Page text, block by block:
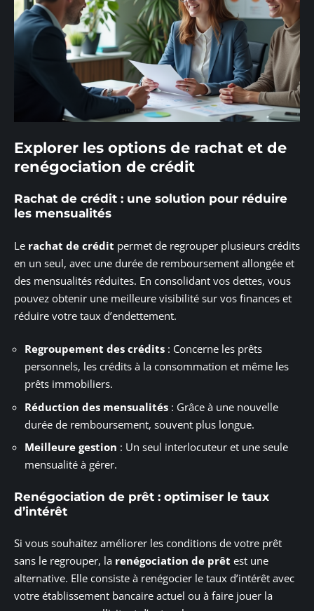
Explorer les options de rachat et de
renégociation de crédit
Rachat de crédit : une solution pour réduire
les mensualités
Le rachat de crédit permet de regrouper plusieurs crédits
en un seul, avec une durée de remboursement allongée et
des mensualités réduites. En consolidant vos dettes, vous
pouvez obtenir une meilleure visibilité sur vos finances et
réduire votre taux d’endettement.
Regroupement des crédits : Concerne les prêts
personnels, les crédits à la consommation et même les
prêts immobiliers.
Réduction des mensualités : Grâce à une nouvelle
durée de remboursement, souvent plus longue.
Meilleure gestion : Un seul interlocuteur et une seule
mensualité à gérer.
Renégociation de prêt : optimiser le taux
d’intérêt
Si vous souhaitez améliorer les conditions de votre prêt
sans le regrouper, la renégociation de prêt est une
alternative. Elle consiste à renégocier le taux d’intérêt avec
votre établissement bancaire actuel ou à faire jouer la